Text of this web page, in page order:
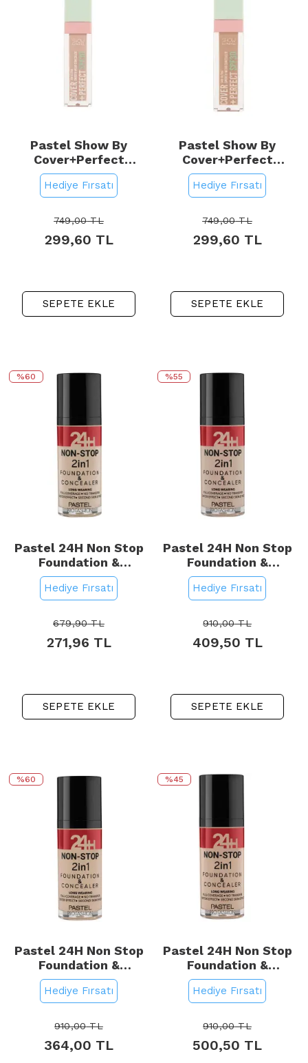
Pastel Show By
Cover+Perfect
Concealar SPF 30 -
Kapatıcı No: 304 Nude
Hediye Fırsatı
749,00TL
299,60 TL
SEPETE EKLE
Pastel Show By
Cover+Perfect
Concealar SPF 30 -
Kapatıcı No: 306
Hediye Fırsatı
749,00TL
299,60 TL
SEPETE EKLE
%60
Pastel 24H Non Stop
Foundation &
Concealer - Fondöten
Kapatıcı No: 601 Cool
Hediye Fırsatı
679,90TL
271,96 TL
SEPETE EKLE
%55
Pastel 24H Non Stop
Foundation &
Concealer - Fondöten
Kapatıcı No: 602 Light
Hediye Fırsatı
910,00TL
409,50 TL
SEPETE EKLE
%60
Pastel 24H Non Stop
Foundation &
Concealer - Fondöten
Kapatıcı No: 603 Ivory
Hediye Fırsatı
910,00TL
364,00 TL
%45
Pastel 24H Non Stop
Foundation &
Concealer - Fondöten
Kapatıcı No: 606 Warm
Hediye Fırsatı
910,00TL
500,50 TL